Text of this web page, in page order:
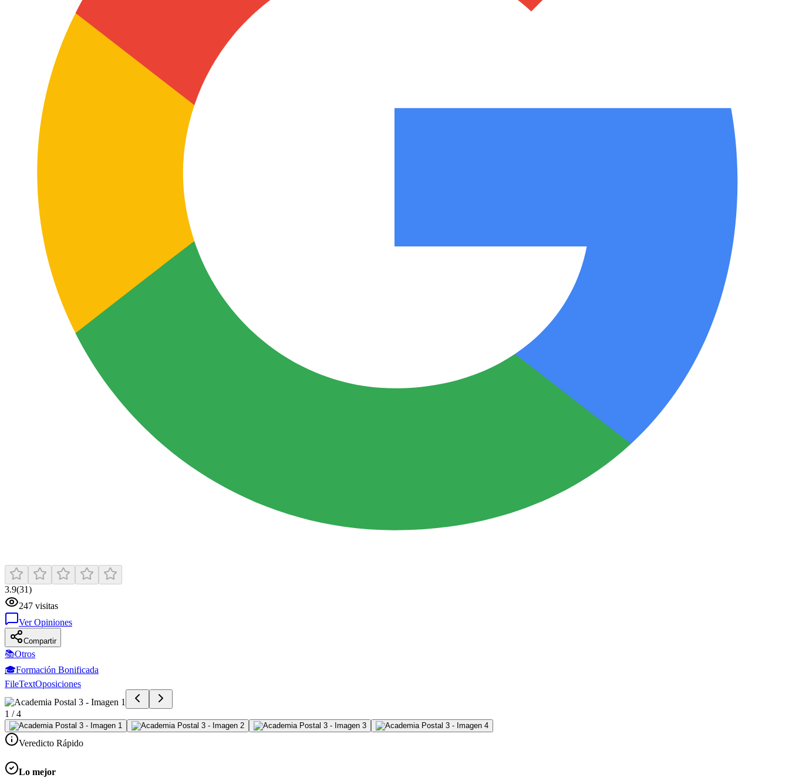
3.9(31)
247 visitas
Ver Opiniones
Compartir
📚Otros
🎓Formación Bonificada
FileTextOposiciones
1 /4
Veredicto Rápido
Lo mejor